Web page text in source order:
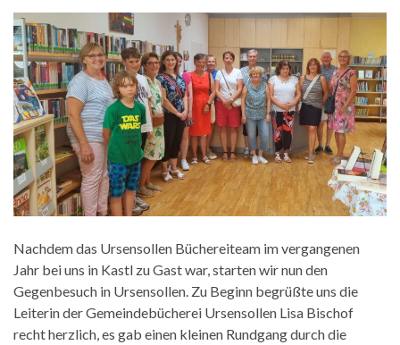
Nachdem das Ursensollen Büchereiteam im vergangenen
Jahr bei uns in Kastl zu Gast war, starten wir nun den
Gegenbesuch in Ursensollen. Zu Beginn begrüßte uns die
Leiterin der Gemeindebücherei Ursensollen Lisa Bischof
recht herzlich, es gab einen kleinen Rundgang durch die